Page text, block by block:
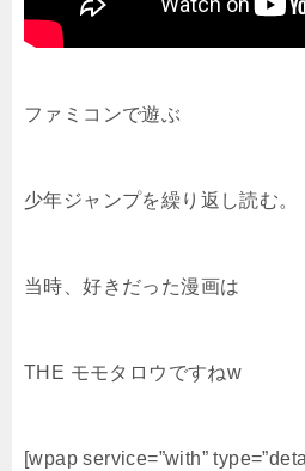
ファミコンで遊ぶ
少年ジャンプを繰り返し読む。
当時、好きだった漫画は
THE モモタロウですねw
[wpap service=”with”